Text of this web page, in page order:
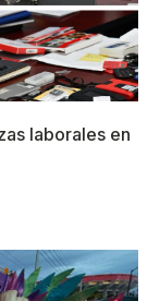
laborales en